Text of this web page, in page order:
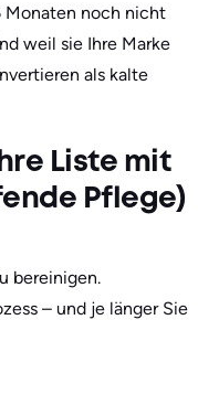
Monaten noch nicht
weil sie Ihre Marke
als kalte
Liste mit
Pflege)
bereinigen.
– und je länger Sie